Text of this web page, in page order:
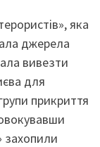
яка
джерела
вивезти
для
прикриття
захопили